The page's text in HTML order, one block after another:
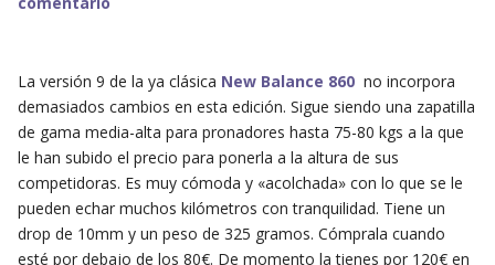
La versión 9 de la ya clásica New Balance 860no incorpora
demasiados cambios en esta edición. Sigue siendo una zapatilla
de gama media-alta para pronadores hasta 75-80 kgs a la que
le han subido el precio para ponerla a la altura de sus
competidoras. Es muy cómoda y «acolchada» con lo que se le
pueden echar muchos kilómetros con tranquilidad. Tiene un
drop de 10mm y un peso de 325 gramos. Cómprala cuando
esté por debajo de los 80€. De momento la tienes por 120€ en